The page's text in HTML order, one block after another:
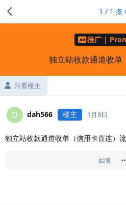
推广 |
独立站收款通道收单
只看楼主
1 / 1 条
D dah566 楼主 1月8日
独立站收款通道收单（信用卡直连）
回复